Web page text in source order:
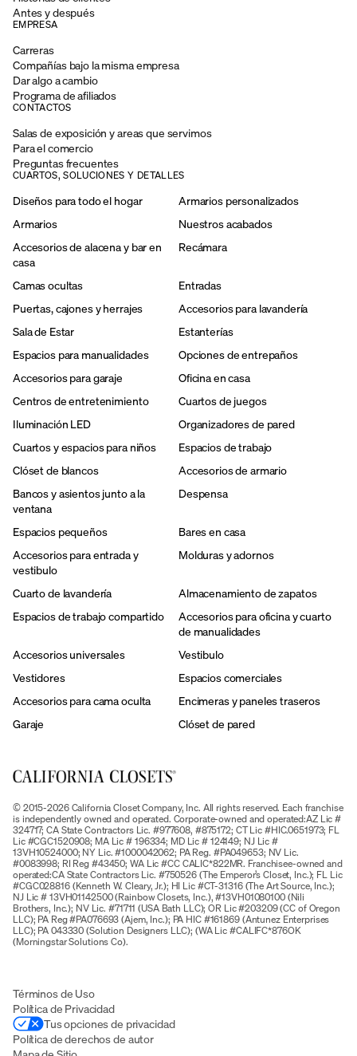
Antes y después
EMPRESA
Carreras
Compañías bajo la misma empresa
Dar algo a cambio
Programa de afiliados
CONTACTOS
Salas de exposición y areas que servimos
Para el comercio
Preguntas frecuentes
CUARTOS, SOLUCIONES Y DETALLES
Diseños para todo el hogar
Armarios personalizados
Armarios
Nuestros acabados
Accesorios de alacena y bar en
casa
Recámara
Camas ocultas
Entradas
Puertas, cajones y herrajes
Accesorios para lavandería
Sala de Estar
Estanterías
Espacios para manualidades
Opciones de entrepaños
Accesorios para garaje
Oficina en casa
Centros de entretenimiento
Cuartos de juegos
Iluminación LED
Organizadores de pared
Cuartos y espacios para niños
Espacios de trabajo
Clóset de blancos
Accesorios de armario
Bancos y asientos junto a la
ventana
Despensa
Espacios pequeños
Bares en casa
Accesorios para entrada y
vestibulo
Molduras y adornos
Cuarto de lavandería
Almacenamiento de zapatos
Espacios de trabajo compartido
Accesorios para oficina y cuarto
de manualidades
Accesorios universales
Vestibulo
Vestidores
Espacios comerciales
Accesorios para cama oculta
Encimeras y paneles traseros
Garaje
Clóset de pared
© 2015-2026 California Closet Company, Inc. All rights reserved. Each franchise
is independently owned and operated. Corporate-owned and operated:AZ Lic #
324717; CA State Contractors Lic. #977608, #875172; CT Lic #HIC.0651973; FL
Lic #CGC1520908; MA Lic # 196334; MD Lic # 124149; NJ Lic #
13VH10524000; NY Lic. #1000042062; PA Reg. #PA049653; NV Lic.
#0083998; RI Reg #43450; WA Lic #CC CALIC*822MR. Franchisee-owned and
operated:CA State Contractors Lic. #750526 (The Emperor’s Closet, Inc.); FL Lic
#CGC028816 (Kenneth W. Cleary, Jr.); HI Lic #CT-31316 (The Art Source, Inc.);
NJ Lic # 13VH01142500 (Rainbow Closets, Inc.), #13VH01080100 (Nili
Brothers, Inc.); NV Lic. #71711 (USA Bath LLC); OR Lic #203209 (CC of Oregon
LLC); PA Reg #PA076693 (Ajem, Inc.); PA HIC #161869 (Antunez Enterprises
LLC); PA 043330 (Solution Designers LLC); (WA Lic #CALIFC*876OK
(Morningstar Solutions Co).
Términos de Uso
Política de Privacidad
Tus opciones de privacidad
Política de derechos de autor